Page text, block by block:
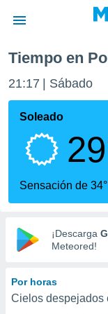
de
ha sido
calidad.
a este
las
y
digital
basada
Tiempo en
21:17 Sábado
Soleado
Sensación de 34°
¡Descarga
Meteored!
Por horas
Cielos despejados